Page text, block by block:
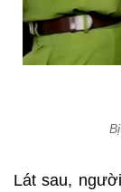
Lát sau,